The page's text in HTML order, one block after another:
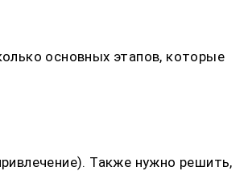
основных этапов, которые
Также нужно решить,